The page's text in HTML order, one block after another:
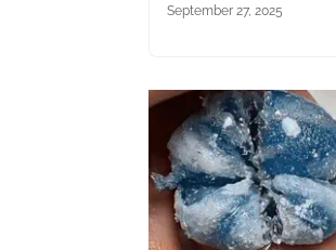
September 27, 2025